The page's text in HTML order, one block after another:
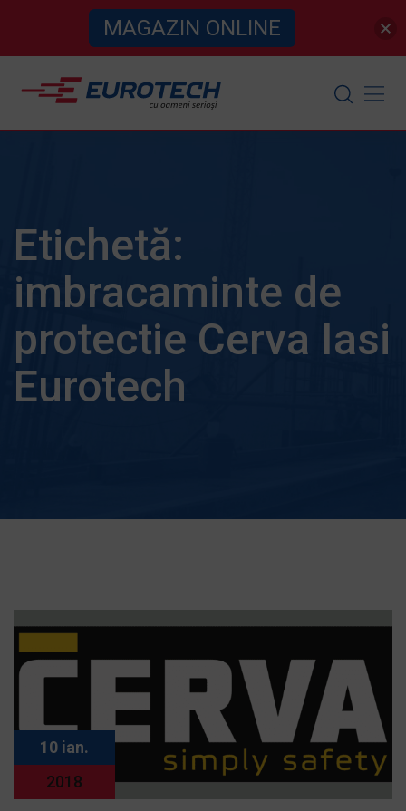
Etichetă:
imbracaminte de
protectie Cerva Iasi
Eurotech
10 ian.
2018
MAGAZIN ONLINE